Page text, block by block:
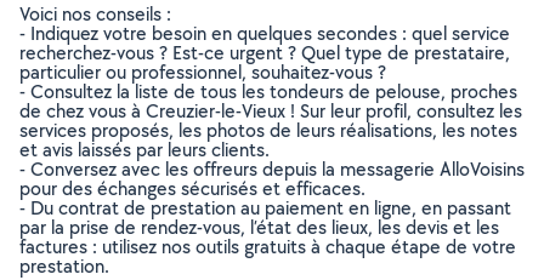
Voici nos conseils :
- Indiquez votre besoin en quelques secondes : quel service
recherchez-vous ? Est-ce urgent ? Quel type de prestataire,
particulier ou professionnel, souhaitez-vous ?
- Consultez la liste de tous les tondeurs de pelouse, proches
de chez vous à Creuzier-le-Vieux ! Sur leur profil, consultez les
services proposés, les photos de leurs réalisations, les notes
et avis laissés par leurs clients.
- Conversez avec les offreurs depuis la messagerie AlloVoisins
pour des échanges sécurisés et efficaces.
- Du contrat de prestation au paiement en ligne, en passant
par la prise de rendez-vous, l’état des lieux, les devis et les
factures : utilisez nos outils gratuits à chaque étape de votre
prestation.